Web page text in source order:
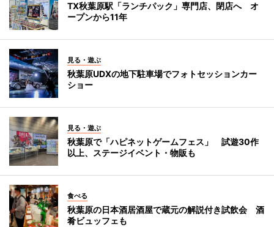
TX秋葉原駅「ランチパック」専門店、閉店へ オ
ープンから11年
見る・遊ぶ
秋葉原UDXの地下駐車場でフォトセッションカー
ショー
見る・遊ぶ
秋葉原で「ハピネットゲームフェス」 試遊30作
以上、ステージイベント・物販も
食べる
秋葉原の日本酒居酒屋で蔵元の解説付き試飲会 酒
肴ビュッフェも